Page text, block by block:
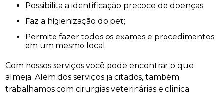
Possibilita a identificação precoce de doenças;
Faz a higienização do pet;
Permite fazer todos os exames e procedimentos
em um mesmo local.
Com nossos serviços você pode encontrar o que
almeja. Além dos serviços já citados, também
trabalhamos com cirurgias veterinárias e clinica